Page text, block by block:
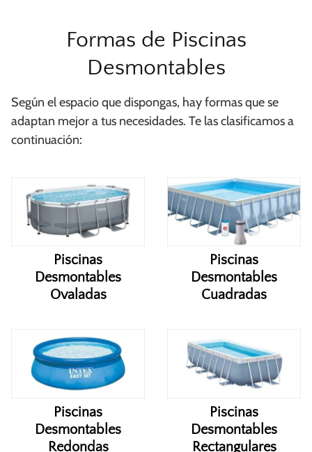
Formas de Piscinas
Desmontables
Según el espacio que dispongas, hay formas que se
adaptan mejor a tus necesidades. Te las clasificamos a
continuación:
Piscinas
Desmontables
Ovaladas
Piscinas
Desmontables
Cuadradas
Piscinas
Desmontables
Redondas
Piscinas
Desmontables
Rectangulares